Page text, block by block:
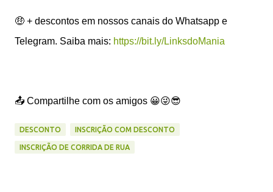
🤑 + descontos em nossos canais do Whatsapp e
Telegram. Saiba mais: https://bit.ly/LinksdoMania
📤 Compartilhe com os amigos 😀😜😎
DESCONTO INSCRIÇÃO COM DESCONTO
INSCRIÇÃO DE CORRIDA DE RUA